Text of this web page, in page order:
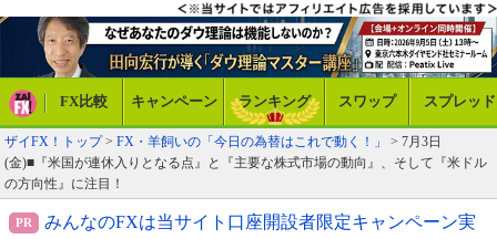
FX比較 キャンペーン ランキング スワップ スプレッド
ザイFX！トップ> FX・羊飼いの「今日の為替はこれで動く！」
> 7月3日
(金)■『米国が連休入りとなる点』と『主要な株式市場の動向』、そして『米ドル
の方向性』に注目！
みんなのFXは当サイト口座開設者限定キャンペーン実